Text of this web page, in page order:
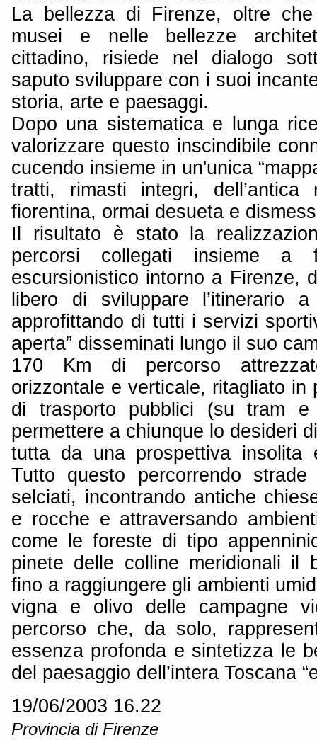
La bellezza di Firenze, oltre
musei e nelle bellezze
cittadino, risiede nel dialogo
saputo sviluppare con i suoi
storia, arte e paesaggi.
Dopo una sistematica e lunga
valorizzare questo inscindibile
cucendo insieme in un'unica
tratti, rimasti integri, dell’antica
fiorentina, ormai desueta e
Il risultato è stato la
percorsi collegati insieme a
escursionistico intorno a Firenze,
libero di sviluppare l’itinerario
approfittando di tutti i servizi
aperta” disseminati lungo il suo
170 Km di percorso
orizzontale e verticale, ritagliato in
di trasporto pubblici (su tram
permettere a chiunque lo desideri
tutta da una prospettiva insolita
Tutto questo percorrendo
selciati, incontrando antiche
e rocche e attraversando
come le foreste di tipo
pinete delle colline meridionali il
fino a raggiungere gli ambienti
vigna e olivo delle campagne
percorso che, da solo,
essenza profonda e sintetizza le
del paesaggio dell’intera Toscana
19/06/2003 16.22
Provincia di Firenze